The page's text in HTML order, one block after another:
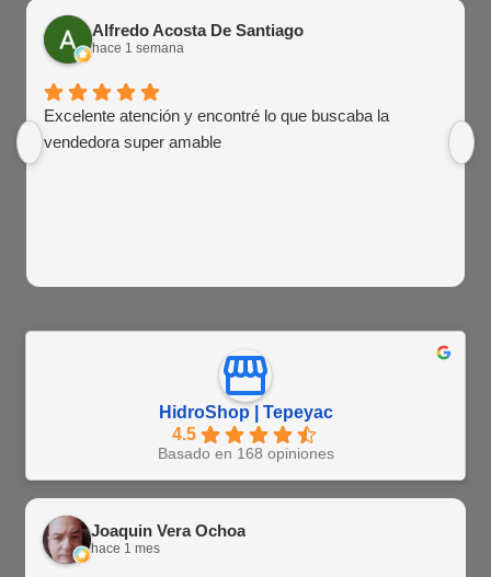
Alfredo Acosta De Santiago
hace 1 semana
Excelente atención y encontré lo que buscaba la
vendedora super amable
HidroShop | Tepeyac
4.5
Basado en 168 opiniones
Joaquin Vera Ochoa
hace 1 mes